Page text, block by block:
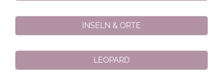
INSELN & ORTE
LEOPARD